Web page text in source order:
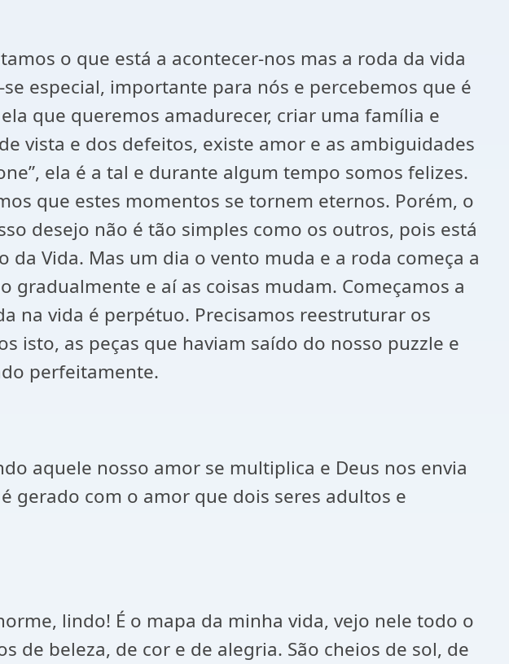
o que está a acontecer-nos mas a roda da vida
especial, importante para nós e percebemos que é
que queremos amadurecer, criar uma família e
vista e dos defeitos, existe amor e as ambiguidades
ela é a tal e durante algum tempo somos felizes.
que estes momentos se tornem eternos. Porém, o
desejo não é tão simples como os outros, pois está
Vida. Mas um dia o vento muda e a roda começa a
e aí as coisas mudam. Começamos a
na vida é perpétuo. Precisamos reestruturar os
isto, as peças que haviam saído do nosso puzzle e
perfeitamente.
aquele nosso amor se multiplica e Deus nos envia
gerado com o amor que dois seres adultos e
lindo! É o mapa da minha vida, vejo nele todo o
de beleza, de cor e de alegria. São cheios de sol, de